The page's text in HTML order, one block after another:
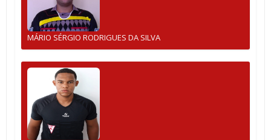
MÁRIO SÉRGIO RODRIGUES DA SILVA